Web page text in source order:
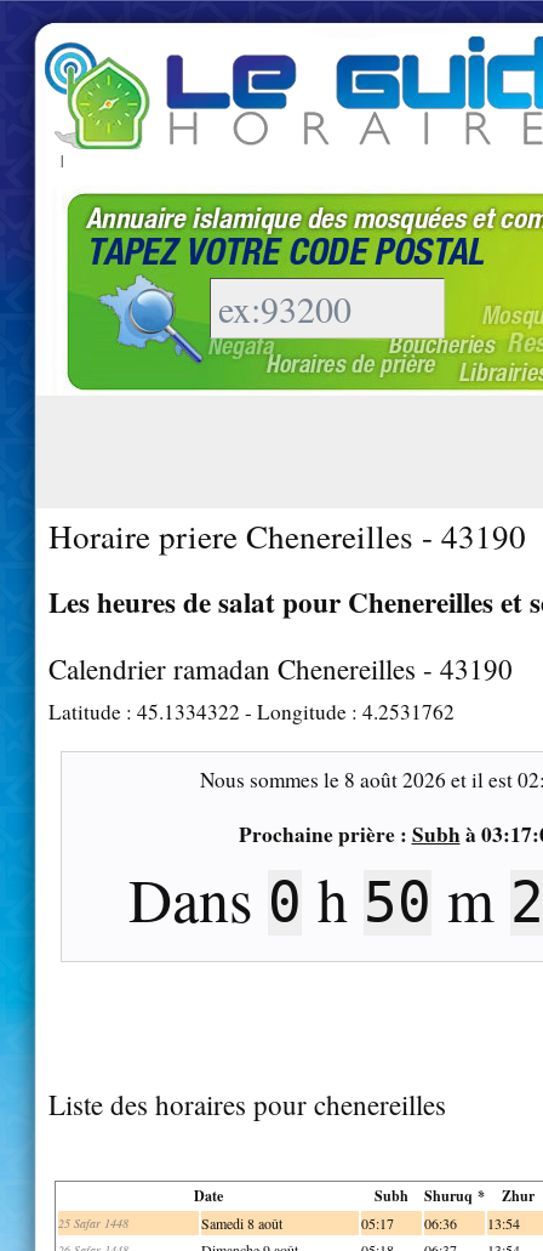
|
Horaire priere Chenereilles - 43190
Les heures de salat pour Chenereilles et
Calendrier ramadan Chenereilles - 43190
Latitude : 45.1334322 - Longitude : 4.2531762
Nous sommes le 8 août 2026 et il est
Prochaine prière : Subhà
Dans 0 h 50 m
Liste des horaires pour chenereilles
Date Subh Shuruq * Zhur
25 Safar 1448 Samedi 8 août 05:17 06:36 13:54